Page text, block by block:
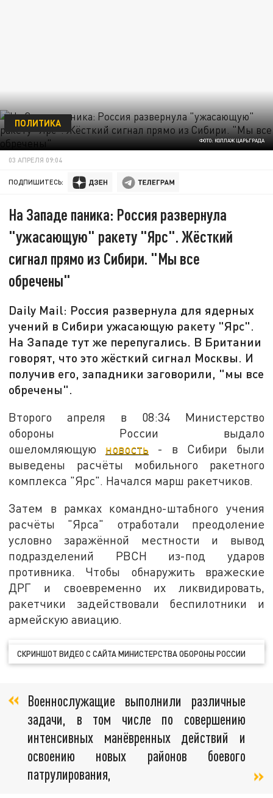
ФОТО: КОЛЛАЖ ЦАРЬГРАДА
ПОЛИТИКА
03 АПРЕЛЯ 09:04
ПОДПИШИТЕСЬ:
На Западе паника: Россия развернула
"ужасающую" ракету "Ярс". Жёсткий
сигнал прямо из Сибири. "Мы все
обречены"
Daily Mail: Россия развернула для ядерных
учений в Сибири ужасающую ракету "Ярс".
На Западе тут же перепугались. В Британии
говорят, что это жёсткий сигнал Москвы. И
получив его, западники заговорили, "мы все
обречены".
Второго апреля в 08:34 Министерство
обороны России выдало
ошеломляющую новость - в Сибири были
выведены расчёты мобильного ракетного
комплекса "Ярс". Начался марш ракетчиков.
Затем в рамках командно-штабного учения
расчёты "Ярса" отработали преодоление
условно заражённой местности и вывод
подразделений РВСН из-под ударов
противника. Чтобы обнаружить вражеские
ДРГ и своевременно их ликвидировать,
ракетчики задействовали беспилотники и
армейскую авиацию.
СКРИНШОТ ВИДЕО С САЙТА МИНИСТЕРСТВА ОБОРОНЫ РОССИИ
Военнослужащие выполнили различные
задачи, в том числе по совершению
интенсивных манёвренных действий и
освоению новых районов боевого
патрулирования,